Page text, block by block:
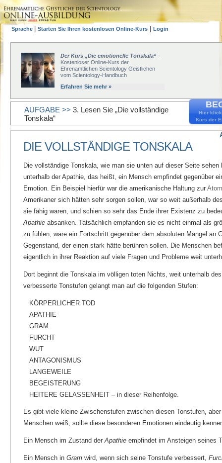
Sprache Starten Sie Ihren kostenlosen Online-Kurs Login
Der Kurs „Die emotionelle Tonskala“ -
Kostenloser Online-Kurs der
Ehrenamtlichen Scientology Geistlichen
vom Scientology-Handbuch
Erfahren Sie mehr »
Hier
Kurs der
AUFGABE >> 3. Lesen Sie „Die vollständige
Tonskala“
DIE VOLLSTÄNDIGE TONSKALA
Die vollständige Tonskala, wie man sie unten auf dieser Seite
unterhalb der Apathie, das heißt, ein Mensch empfindet gegenüber
Emotion. Ein Beispiel hierfür war die amerikanische Haltung zur
Amerikaner sich hätten sehr sorgen sollen, war so weit außerhalb
sie fähig waren, und schien so sehr das Ende ihrer Existenz zu
Apathie absanken. Tatsächlich empfanden sie es nicht einmal als
zu fühlen, wäre ein Fortschritt gegenüber dem absoluten Mangel an
Gegenstand, der einen stark hätte berühren sollen. Die Menschen
eigentlich in ihrer Reaktion auf viele Fragen und Probleme weit
Dort beginnt die Tonskala im völligen toten Nichts, weit unterhalb
verbesserte Tonstufen gelangt man auf die folgenden Stufen:
KÖRPERLICHER TOD
APATHIE
GRAM
FURCHT
WUT
ANTAGONISMUS
LANGEWEILE
BEGEISTERUNG
HEITERE GELASSENHEIT – in dieser Reihenfolge.
Es gibt viele kleine Zwischenstufen zwischen diesen Tonstufen,
Menschen weiß, sollte diese besonderen Emotionen eindeutig
Ein Mensch im Zustand derApathie empfindet im Ansteigen seines
Ein Mensch in Gram wird, wenn sich seine Tonstufe verbessert,